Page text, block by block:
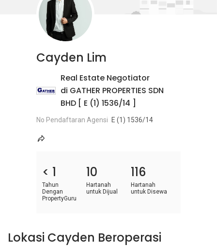
Cayden Lim
Real Estate Negotiator
di GATHER PROPERTIES SDN
BHD [ E (1) 1536/14 ]
No Pendaftaran Agensi E (1) 1536/14
< 1
Tahun
Dengan
PropertyGuru
10
Hartanah
untuk Dijual
116
Hartanah
untuk Disewa
Lokasi Cayden Beroperasi